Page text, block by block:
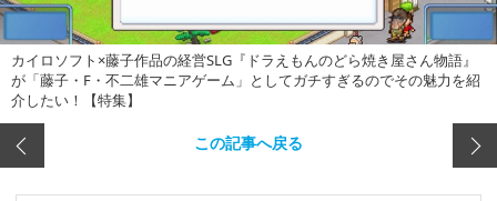
カイロソフト×藤子作品の経営SLG『ドラえもんのどら焼き屋さん物語』
が「藤子・F・不二雄マニアゲーム」としてガチすぎるのでその魅力を紹
介したい！【特集】
この記事へ戻る